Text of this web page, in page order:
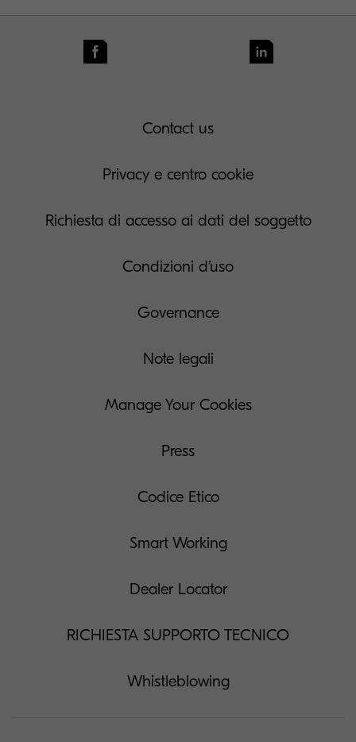
Contact us
Privacy e centro cookie
Richiesta di accesso ai dati del soggetto
Condizioni d’uso
Governance
Note legali
Manage Your Cookies
Press
Codice Etico
Smart Working
Dealer Locator
RICHIESTA SUPPORTO TECNICO
Whistleblowing